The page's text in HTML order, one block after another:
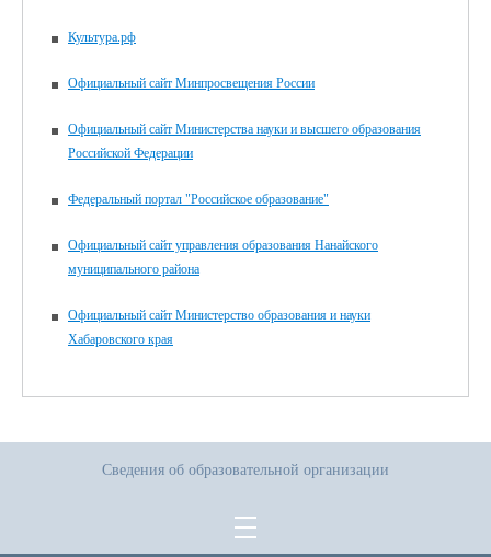
Культура.рф
Официальный сайт Минпросвещения России
Официальный сайт Министерства науки и высшего образования
Российской Федерации
Федеральный портал "Российское образование"
Официальный сайт управления образования Нанайского
муниципального района
Официальный сайт Министерство образования и науки
Хабаровского края
Сведения об образовательной организации